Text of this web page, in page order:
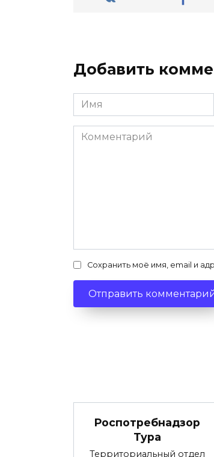
Добавить
Имя
*
Комментарий
Сохранить моё имя, email и
Роспотребнадзор
Тура
Территориальный отдел